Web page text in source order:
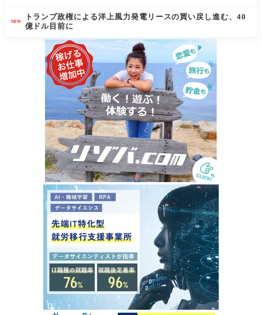
NEW
トランプ政権による洋上風力発電リースの買い戻し進む、40
億ドル目前に